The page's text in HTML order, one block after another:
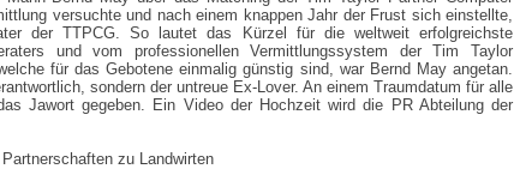
versuchte und nach einem knappen Jahr der Frust sich einstellte,
der TTPCG. So lautet das Kürzel für die weltweit erfolgreichste
und vom professionellen Vermittlungssystem der Tim Taylor
für das Gebotene einmalig günstig sind, war Bernd May angetan.
sondern der untreue Ex-Lover. An einem Traumdatum für alle
Jawort gegeben. Ein Video der Hochzeit wird die PR Abteilung der
zu Landwirten